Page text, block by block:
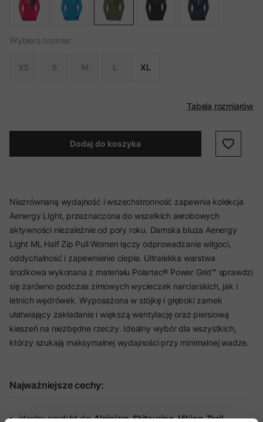
Wybierz rozmiar:
XS S M L XL
Tabela rozmiarów
Dodaj do koszyka
Niezrównaną wydajność i wszechstronność zapewnia kolekcja
Aenergy Light, przeznaczona do wszelkich aerobowych
aktywności niezależnie od pory roku. Damska bluza Aenergy
Light ML Half Zip Pull Women łączy odprowadzanie wilgoci,
oddychalność i zapewnienie ciepła. Ultralekka warstwa
środkowa wykonana z materiału Polartec® Power Grid™ sprawdzi
się zarówno podczas zimowych wycieczek narciarskich, jak i
letnich wędrówek. Wyposażona w stójkę i głęboki zamek
ułatwiający zakładanie i większą wentylację oraz piersiową
kieszeń na niezbędne rzeczy. Idealny wybór dla wszystkich,
którzy szukają maksymalnej wydajności przy minimalnej wadze.
Najważniejsze cechy:
idealny produkt do:Alpinizm, Skitouring, Hiking, Trail